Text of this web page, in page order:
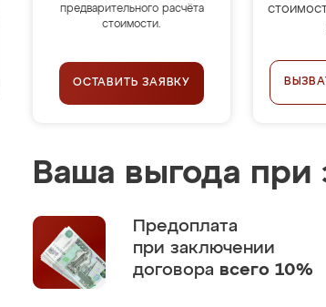
предварительного расчёта
стоимости.
ОСТАВИТЬ ЗАЯВКУ
Ваша выгода при
Предоплата
при заключении
договора всего 10%